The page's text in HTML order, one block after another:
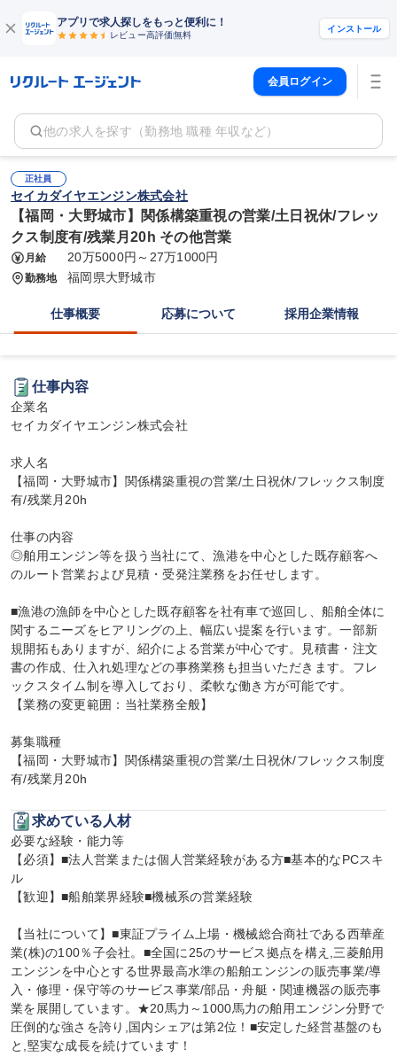
アプリで求人探しをもっと便利に！
レビュー高評価無料
インストール
会員ログイン
他の求人を探す（勤務地 職種 年収など）
正社員
セイカダイヤエンジン株式会社
【福岡・大野城市】関係構築重視の営業/土日祝休/フレッ
クス制度有/残業月20h その他営業
月給 20万5000円～27万1000円
勤務地 福岡県大野城市
仕事概要 応募について 採用企業情報
仕事内容
企業名
セイカダイヤエンジン株式会社
求人名
【福岡・大野城市】関係構築重視の営業/土日祝休/フレックス制度
有/残業月20h
仕事の内容
◎舶用エンジン等を扱う当社にて、漁港を中心とした既存顧客へ
のルート営業および見積・受発注業務をお任せします。
■漁港の漁師を中心とした既存顧客を社有車で巡回し、船舶全体に
関するニーズをヒアリングの上、幅広い提案を行います。一部新
規開拓もありますが、紹介による営業が中心です。見積書・注文
書の作成、仕入れ処理などの事務業務も担当いただきます。フレ
ックスタイム制を導入しており、柔軟な働き方が可能です。
【業務の変更範囲：当社業務全般】
募集職種
【福岡・大野城市】関係構築重視の営業/土日祝休/フレックス制度
有/残業月20h
求めている人材
必要な経験・能力等
【必須】■法人営業または個人営業経験がある方■基本的なPCスキ
ル
【歓迎】■船舶業界経験■機械系の営業経験
【当社について】■東証プライム上場・機械総合商社である西華産
業(株)の100％子会社。■全国に25のサービス拠点を構え,三菱舶用
エンジンを中心とする世界最高水準の船舶エンジンの販売事業/導
入・修理・保守等のサービス事業/部品・舟艇・関連機器の販売事
業を展開しています。★20馬力～1000馬力の舶用エンジン分野で
圧倒的な強さを誇り,国内シェアは第2位！■安定した経営基盤のも
と,堅実な成長を続けています！